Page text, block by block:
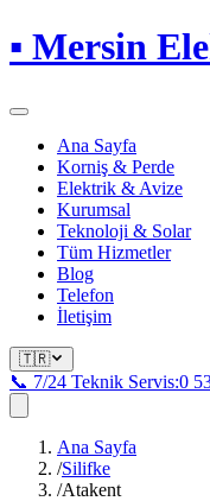
▪ Mersin
Ana Sayfa
Korniş & Perde
Elektrik & Avize
Kurumsal
Teknoloji & Solar
Tüm Hizmetler
Blog
Telefon
İletişim
🇹🇷
📞 7/24 Teknik Servis:0
Ana Sayfa
/Silifke
/Atakent